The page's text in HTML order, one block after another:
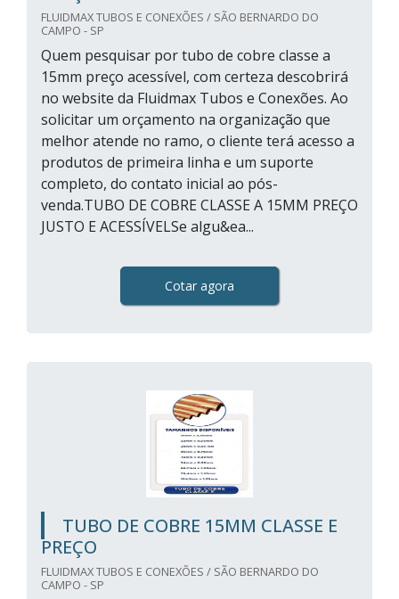
FLUIDMAX TUBOS E CONEXÕES / SÃO BERNARDO DO
CAMPO - SP
Quem pesquisar por tubo de cobre classe a
15mm preço acessível, com certeza descobrirá
no website da Fluidmax Tubos e Conexões. Ao
solicitar um orçamento na organização que
melhor atende no ramo, o cliente terá acesso a
produtos de primeira linha e um suporte
completo, do contato inicial ao pós-
venda.TUBO DE COBRE CLASSE A 15MM PREÇO
JUSTO E ACESSÍVELSe algu&ea...
Cotar agora
TUBO DE COBRE 15MM CLASSE E
PREÇO
FLUIDMAX TUBOS E CONEXÕES / SÃO BERNARDO DO
CAMPO - SP